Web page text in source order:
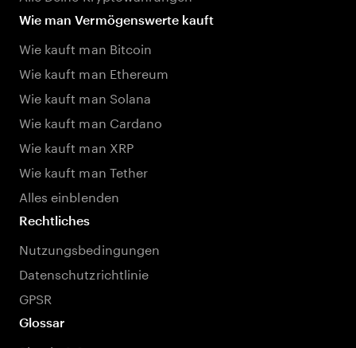
Wie man Vermögenswerte kauft
Wie kauft man Bitcoin
Wie kauft man Ethereum
Wie kauft man Solana
Wie kauft man Cardano
Wie kauft man XRP
Wie kauft man Tether
Alles einblenden
Rechtliches
Nutzungsbedingungen
Datenschutzrichtlinie
GPSR
Glossar